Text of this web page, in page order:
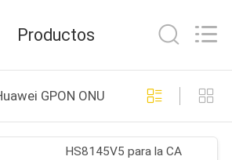
DE GPON
419
Productos
GPON ONU
HS8145V5 para la CA